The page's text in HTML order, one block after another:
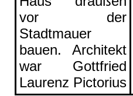
vor der
Stadtmauer
bauen. Architekt
war Gottfried
Laurenz Pictorius